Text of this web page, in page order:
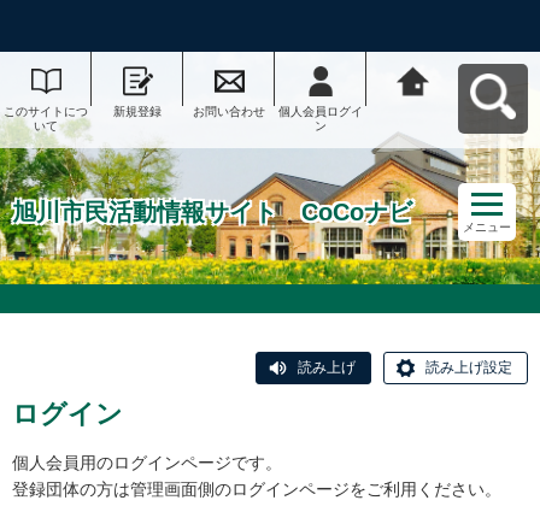
このサイトにつ
いて
新規登録 お問い合わせ
個人会員ログイ
ン
ナビへ戻る
旭川市民活動情報サイト CoCoナビ
メニュー
読み上げ 読み上げ設定
ログイン
個人会員用のログインページです。
登録団体の方は管理画面側のログインページをご利用ください。